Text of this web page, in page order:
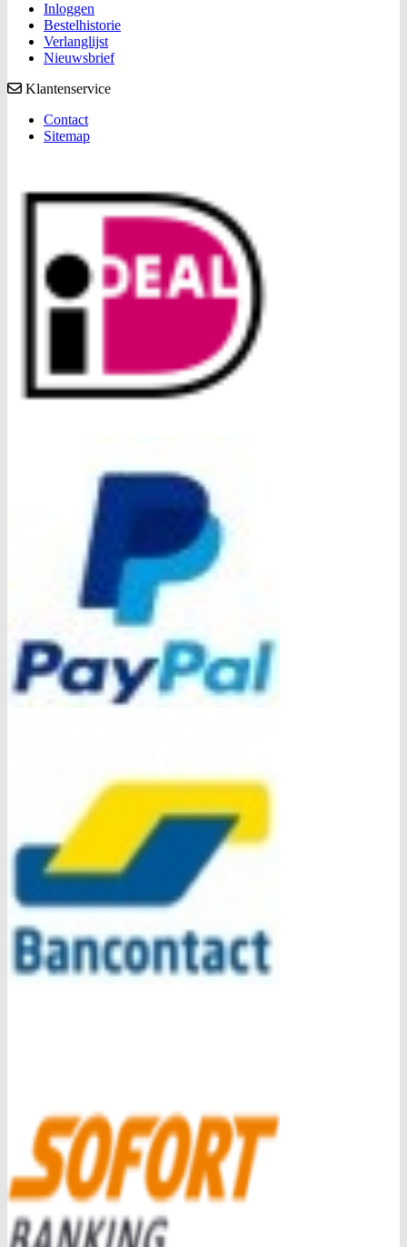
Inloggen
Bestelhistorie
Verlanglijst
Nieuwsbrief
Klantenservice
Contact
Sitemap